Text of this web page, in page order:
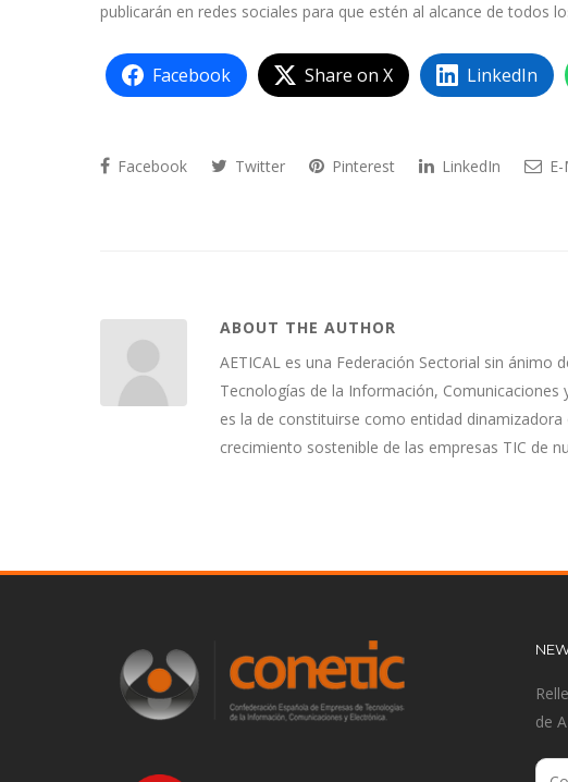
publicarán en redes sociales para que estén al alcance de todos
Facebook Share on X LinkedIn
Facebook Twitter Pinterest LinkedIn
ABOUT THE AUTHOR
AETICAL es una Federación Sectorial sin
Tecnologías de la Información, Comunicaciones
es la de constituirse como entidad
crecimiento sostenible de las empresas TIC de
de